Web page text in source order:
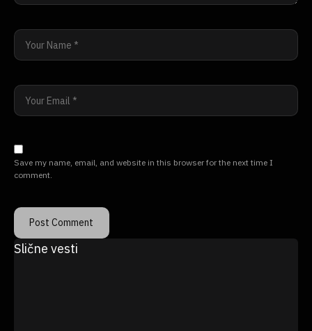
Save my name, email, and website in this browser for the next time I
comment.
Slične vesti